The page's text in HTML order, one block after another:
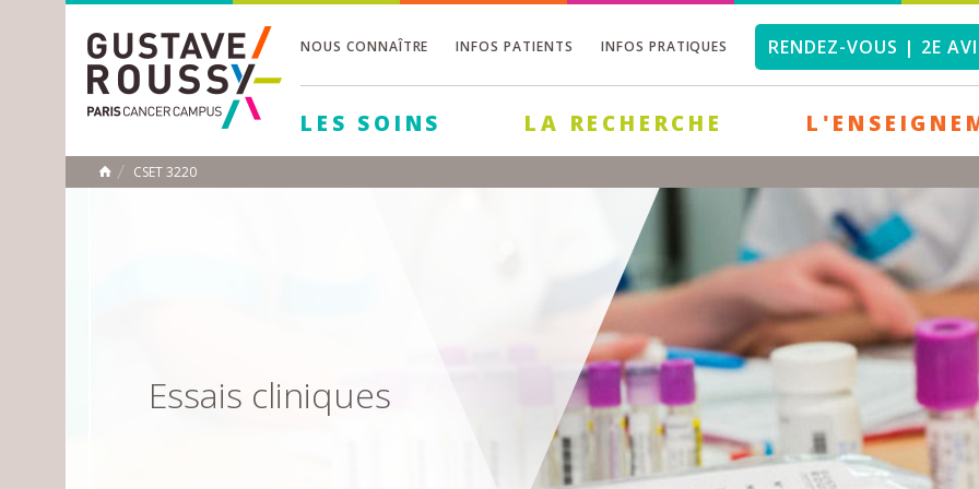
NOUS CONNAÎTRE INFOS PATIENTS INFOS PRATIQUES RENDEZ-VOUS | 2E
LES SOINS LA RECHERCHE
ACCUEIL
CSET 3220
Essais cliniques